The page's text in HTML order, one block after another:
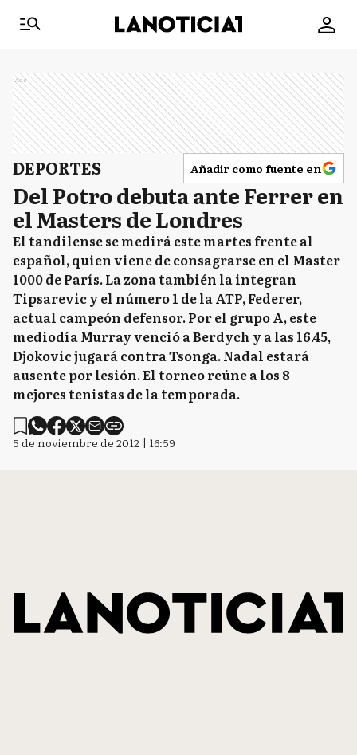
Ads
DEPORTES Añadir como fuente en
Del Potro debuta ante Ferrer en
el Masters de Londres
El tandilense se medirá este martes frente al
español, quien viene de consagrarse en el Master
1000 de París. La zona también la integran
Tipsarevic y el número 1 de la ATP, Federer,
actual campeón defensor. Por el grupo A, este
mediodía Murray venció a Berdych y a las 16.45,
Djokovic jugará contra Tsonga. Nadal estará
ausente por lesión. El torneo reúne a los 8
mejores tenistas de la temporada.
5 de noviembre de 2012 | 16:59